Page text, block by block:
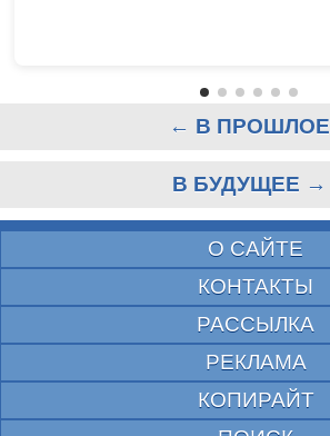
← В ПРОШЛОЕ
В БУДУЩЕЕ →
О САЙТЕ
КОНТАКТЫ
РАССЫЛКА
РЕКЛАМА
КОПИРАЙТ